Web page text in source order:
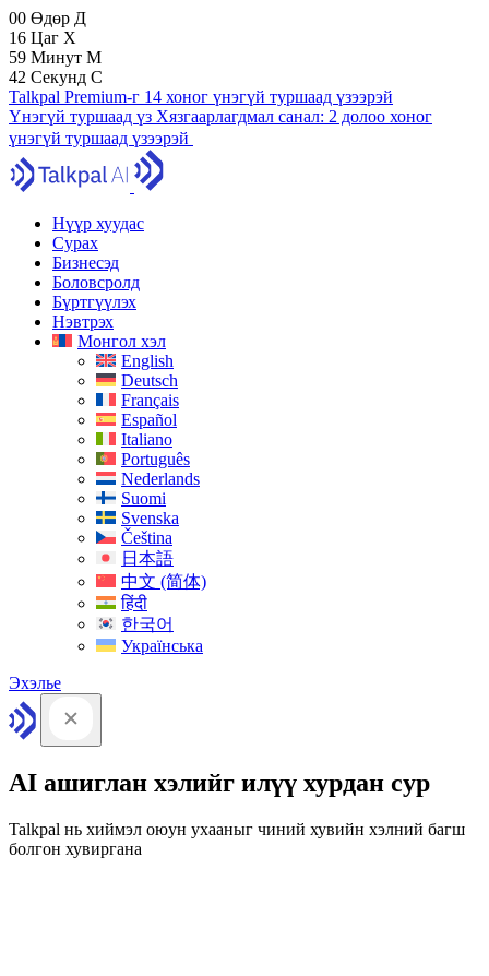
00 Өдөр Д
16 Цаг Х
59 Минут М
41 Секунд С
Talkpal Premium-г 14 хоног үнэгүй туршаад үзээрэй
Үнэгүй туршаад үз Хязгаарлагдмал санал: 2 долоо хоног
үнэгүй туршаад үзээрэй
Нүүр хуудас
Сурах
Бизнесэд
Боловсролд
Бүртгүүлэх
Нэвтрэх
Монгол хэл
English
Deutsch
Français
Español
Italiano
Português
Nederlands
Suomi
Svenska
Čeština
日本語
中文 (简体)
हिंदी
한국어
Українська
Эхэлье
AI ашиглан хэлийг илүү хурдан сур
Talkpal нь хиймэл оюун ухааныг чиний хувийн хэлний багш
болгон хувиргана